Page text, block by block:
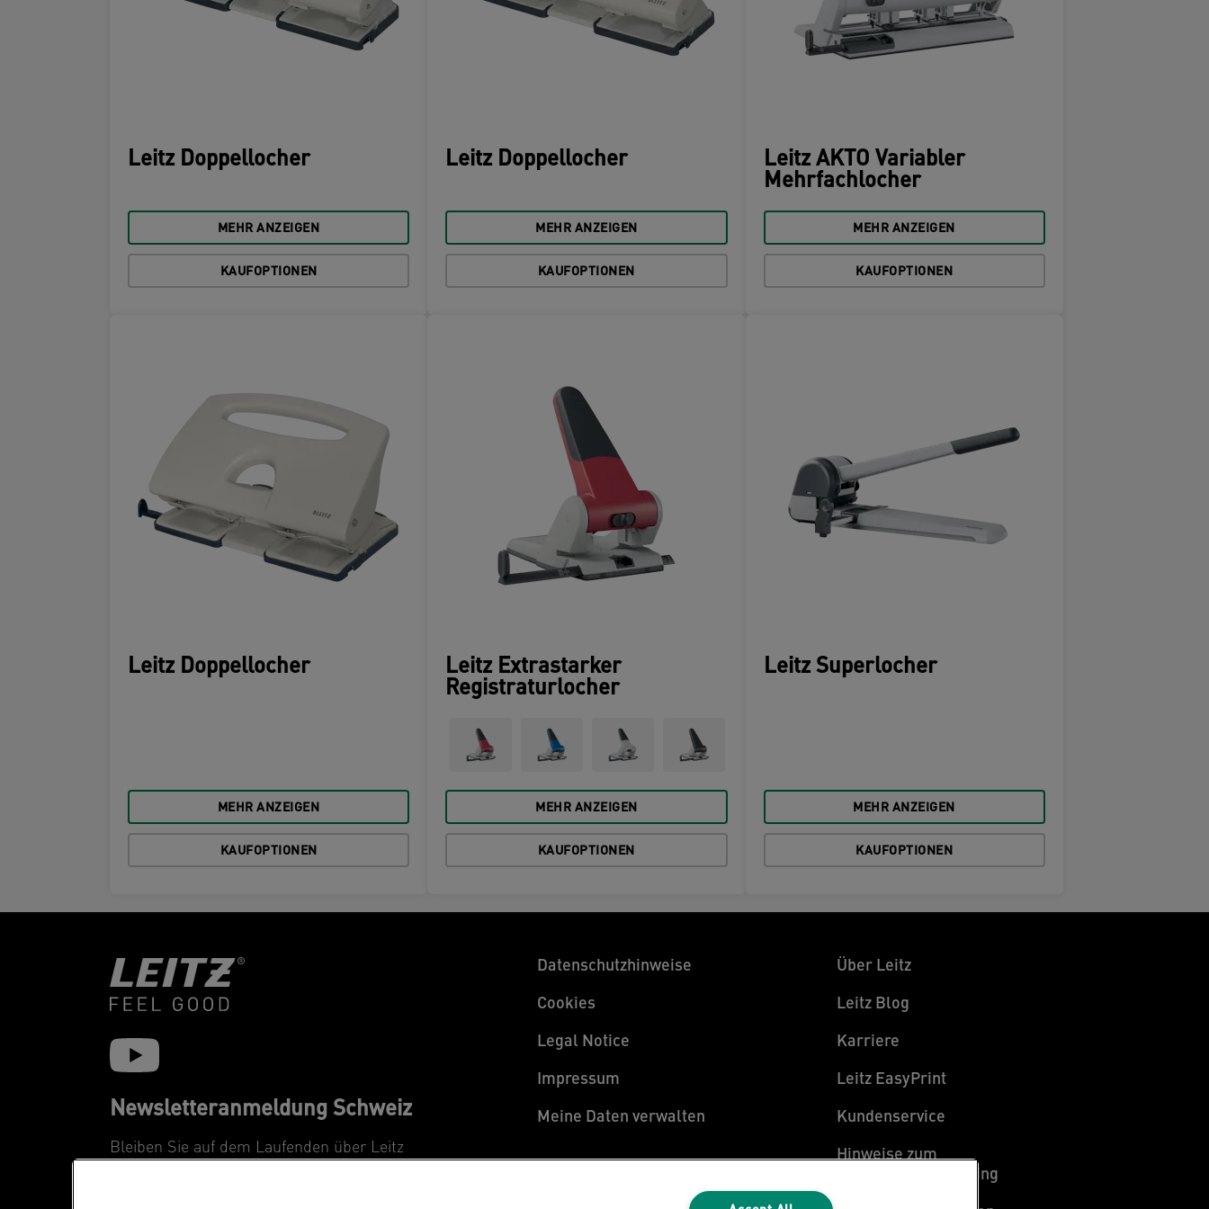
Leitz Doppellocher
MEHR ANZEIGEN
KAUFOPTIONEN
Leitz Doppellocher
MEHR ANZEIGEN
KAUFOPTIONEN
Leitz AKTO Variabler
Mehrfachlocher
MEHR ANZEIGEN
KAUFOPTIONEN
Leitz Doppellocher
MEHR ANZEIGEN
KAUFOPTIONEN
Leitz Extrastarker
Registraturlocher
MEHR ANZEIGEN
KAUFOPTIONEN
Leitz Superlocher
MEHR ANZEIGEN
KAUFOPTIONEN
Newsletteranmeldung Schweiz
Bleiben Sie auf dem Laufenden über Leitz
Datenschutzhinweise
Cookies
Legal Notice
Impressum
Meine Daten verwalten
Über Leitz
Leitz Blog
Karriere
Leitz EasyPrint
Kundenservice
Hinweise zum
Verpackungsrecycling